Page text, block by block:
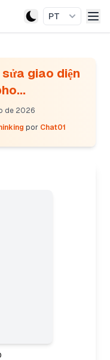
PT
giao diện
de 2026
por Chat01